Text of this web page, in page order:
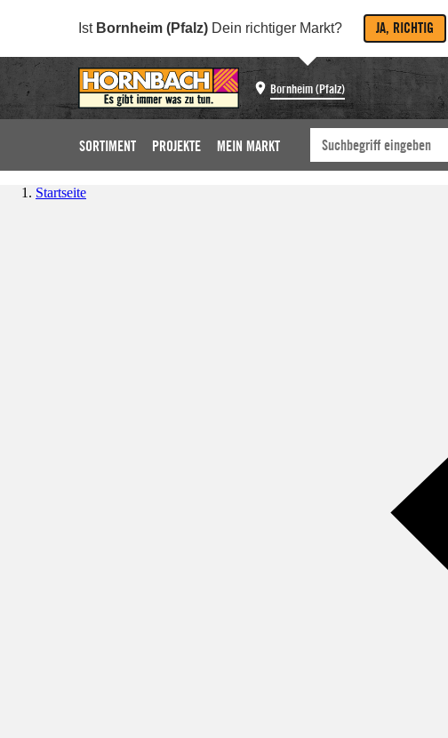
Ist Bornheim (Pfalz) Dein richtiger Markt? JA, RICHTIG
Bornheim (Pfalz)
SORTIMENT PROJEKTE MEIN MARKT
Startseite